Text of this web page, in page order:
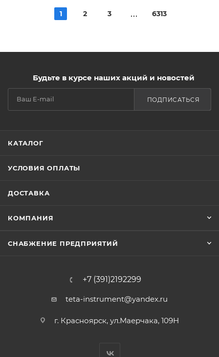
1 2 3 6313
Будьте в курсе наших акций и новостей
ПОДПИСАТЬСЯ
КАТАЛОГ
УСЛОВИЯ ОПЛАТЫ
ДОСТАВКА
КОМПАНИЯ
СНАБЖЕНИЕ ПРЕДПРИЯТИЙ
+7 (391)2192299
teta-instrument@yandex.ru
г. Красноярск, ул.Маерчака, 109Н